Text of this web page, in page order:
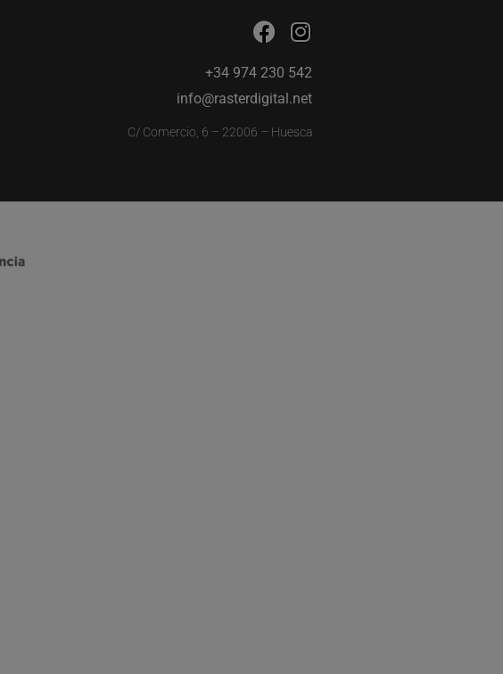
+34 974 230 542
info@rasterdigital.net
C/ Comercio, 6 – 22006 – Huesca